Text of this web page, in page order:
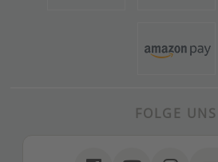
FOLGE UNS